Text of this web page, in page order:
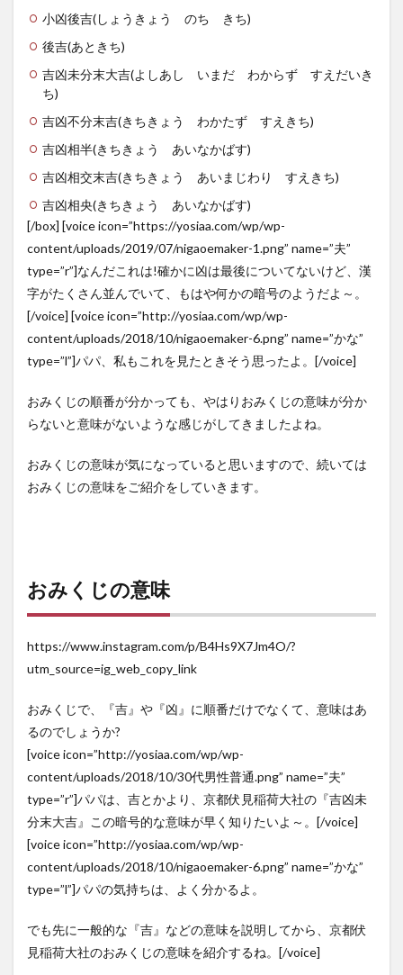
小凶後吉(しょうきょう のち きち)
後吉(あときち)
吉凶未分末大吉(よしあし いまだ わからず すえだいき
ち)
吉凶不分末吉(きちきょう わかたず すえきち)
吉凶相半(きちきょう あいなかばす)
吉凶相交末吉(きちきょう あいまじわり すえきち)
吉凶相央(きちきょう あいなかばす)
[/box] [voice icon=”https://yosiaa.com/wp/wp-
content/uploads/2019/07/nigaoemaker-1.png” name=”夫”
type=”r”]なんだこれは!確かに凶は最後についてないけど、漢
字がたくさん並んでいて、もはや何かの暗号のようだよ～。
[/voice] [voice icon=”http://yosiaa.com/wp/wp-
content/uploads/2018/10/nigaoemaker-6.png” name=”かな”
type=”l”]パパ、私もこれを見たときそう思ったよ。[/voice]
おみくじの順番が分かっても、やはりおみくじの意味が分か
らないと意味がないような感じがしてきましたよね。
おみくじの意味が気になっていると思いますので、続いては
おみくじの意味をご紹介をしていきます。
おみくじの意味
https://www.instagram.com/p/B4Hs9X7Jm4O/?
utm_source=ig_web_copy_link
おみくじで、『吉』や『凶』に順番だけでなくて、意味はあ
るのでしょうか?
[voice icon=”http://yosiaa.com/wp/wp-
content/uploads/2018/10/30代男性普通.png” name=”夫”
type=”r”]パパは、吉とかより、京都伏見稲荷大社の『吉凶未
分末大吉』この暗号的な意味が早く知りたいよ～。[/voice]
[voice icon=”http://yosiaa.com/wp/wp-
content/uploads/2018/10/nigaoemaker-6.png” name=”かな”
type=”l”]パパの気持ちは、よく分かるよ。
でも先に一般的な『吉』などの意味を説明してから、京都伏
見稲荷大社のおみくじの意味を紹介するね。[/voice]